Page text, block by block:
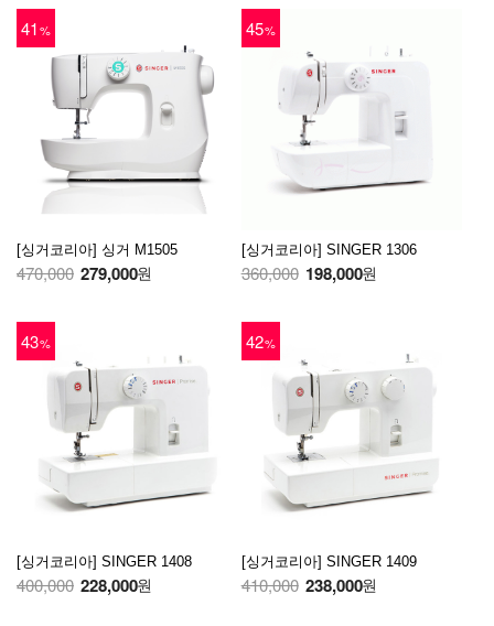
41%
[싱거코리아] 싱거 M1505
470,000 279,000원
45%
[싱거코리아] SINGER 1306
360,000 198,000원
43%
[싱거코리아] SINGER 1408
400,000 228,000원
42%
[싱거코리아] SINGER 1409
410,000 238,000원